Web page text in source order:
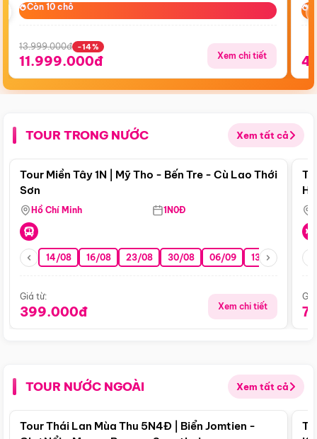
Còn 10 chỗ
Còn 10 chỗ
13.999.000đ -14%
11.999.000đ Xem chi tiết
TOUR TRONG NƯỚC Xem tất cả
Điểm nổi bật
Tour Miền Tây 1N | Mỹ Tho - Bến Tre - Cù Lao Thới
Sơn
Hồ Chí Minh 1N0Đ
14/08 16/08 23/08 30/08 06/09 13/09 20/09
Giá từ:
399.000đ Xem chi tiết
TOUR NƯỚC NGOÀI Xem tất cả
Điểm nổi bật
Tour Thái Lan Mùa Thu 5N4Đ | Biển Jomtien -